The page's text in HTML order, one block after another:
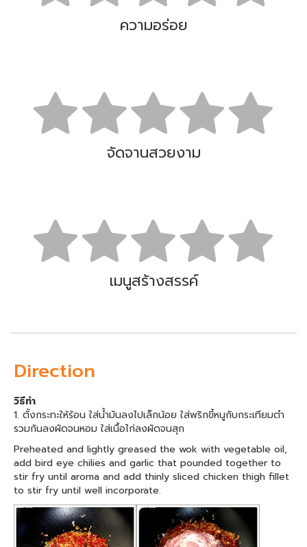
ความอร่อย
จัดจานสวยงาม
เมนูสร้างสรรค์
Direction
วิธีทำ
1. ตั้งกระทะให้ร้อน ใส่น้ำมันลงไปเล็กน้อย ใส่พริกขี้หนูกับกระเทียมตำ
รวมกันลงผัดจนหอม ใส่เนื้อไก่ลงผัดจนสุก
Preheated and lightly greased the wok with vegetable oil,
add bird eye chilies and garlic that pounded together to
stir fry until aroma and add thinly sliced chicken thigh fillet
to stir fry until well incorporate.